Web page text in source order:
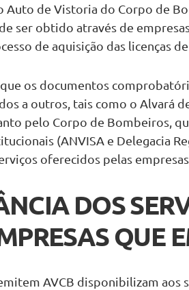
Auto de Vistoria do Corpo de
ser obtido através de
de aquisição das licenças
que os documentos
a outros, tais como o Alvará
pelo Corpo de Bombeiros,
(ANVISA e Delegacia
oferecidos pelas
DOS
QUE
AVCB disponibilizam aos